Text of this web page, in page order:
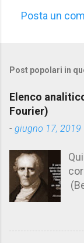
m
e
n
t
Posta un
Post popolari in
Elenco
Fourier)
- giugno 17, 2019